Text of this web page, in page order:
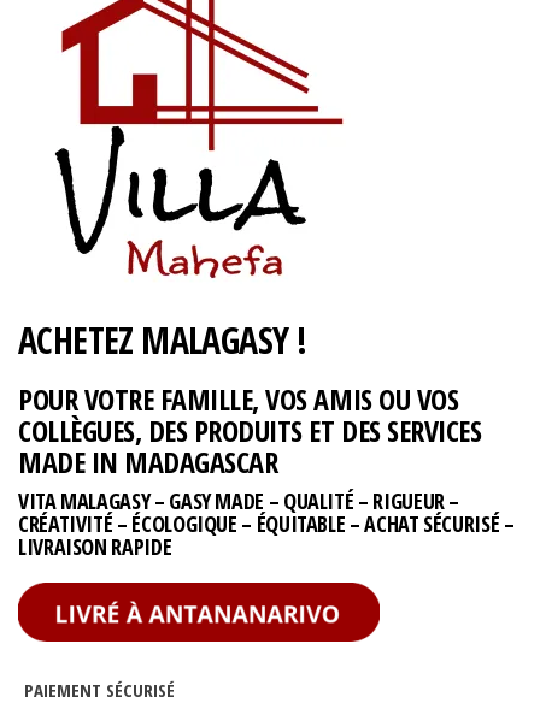
ACHETEZ MALAGASY !
POUR VOTRE FAMILLE, VOS AMIS OU VOS
COLLÈGUES, DES PRODUITS ET DES SERVICES
MADE IN MADAGASCAR
VITA MALAGASY – GASY MADE – QUALITÉ – RIGUEUR –
CRÉATIVITÉ – ÉCOLOGIQUE – ÉQUITABLE – ACHAT SÉCURISÉ –
LIVRAISON RAPIDE
PAIEMENT SÉCURISÉ